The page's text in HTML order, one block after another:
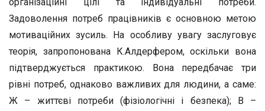
Задоволення потреб працівників є основною метою
мотиваційних зусиль. На особливу увагу заслуговує
теорія, запропонована К.Алдерфером, оскільки вона
підтверджується практикою. Вона передбачає три
рівні потреб, однаково важливих для людини, а саме:
Ж – життєві потреби (фізіологічні і безпека); В –